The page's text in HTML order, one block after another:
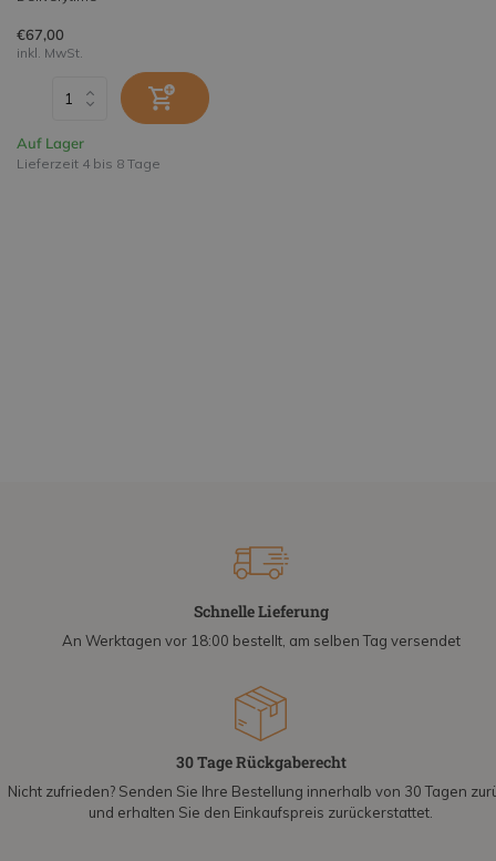
€67,00
inkl. MwSt.
Auf Lager
Lieferzeit 4 bis 8 Tage
Schnelle Lieferung
An Werktagen vor 18:00 bestellt, am selben Tag versendet
30 Tage Rückgaberecht
Nicht zufrieden? Senden Sie Ihre Bestellung innerhalb von 30 Tagen
und erhalten Sie den Einkaufspreis zurückerstattet.